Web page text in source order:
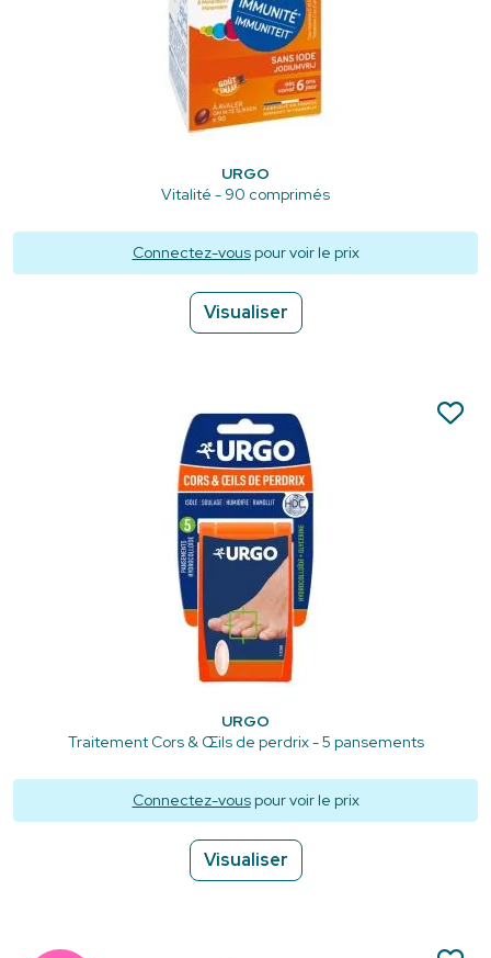
URGO
Vitalité - 90 comprimés
Connectez-vouspour voir le prix
Visualiser
URGO
Traitement Cors & Œils de perdrix - 5 pansements
Connectez-vouspour voir le prix
Visualiser